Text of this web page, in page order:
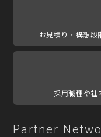
お見積り・構想段
採用職種や社
Partner